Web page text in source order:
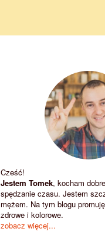
Cześć!
Jestem Tomek, kocham
spędzanie czasu. Jestem
mężem. Na tym blogu
zdrowe i kolorowe.
zobacz więcej...